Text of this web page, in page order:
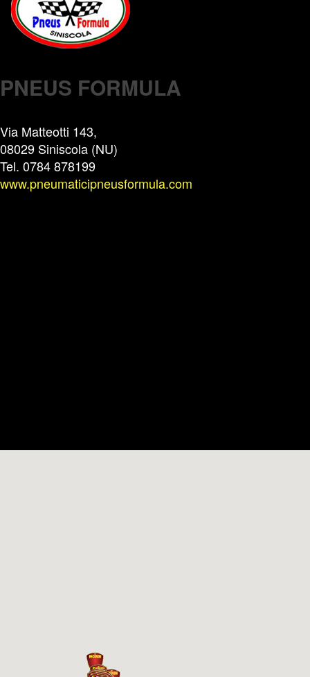
PNEUS FORMULA
Via Matteotti 143,
08029 Siniscola (NU)
Tel. 0784 878199
www.pneumaticipneusformula.com